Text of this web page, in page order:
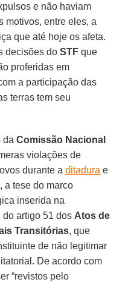
e não haviam
motivos, entre eles, a
que até hoje os afeta.
decisões doSTF que
proferidas em
a participação das
terras tem seu
daComissão Nacional
violações de
durante aditadura e
a tese do marco
inserida na
artigo 51 dos Atos de
Transitórias, que
de não legitimar
De acordo com
“revistos pelo